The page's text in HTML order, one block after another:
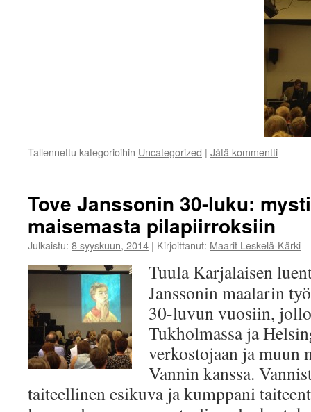
Tallennettu kategorioihin Uncategorized | Jätä kommentti
Tove Janssonin 30-luku:
maisemasta pilapiirroksiin
Julkaistu: 8 syyskuun, 2014 | Kirjoittanut: Maarit Leskelä-Kärki
Tuula Karjalaisen
Janssonin maalarin
30-luvun vuosiin,
Tukholmassa ja
verkostojaan ja muun
Vannin kanssa.
taiteellinen esikuva ja kumppani